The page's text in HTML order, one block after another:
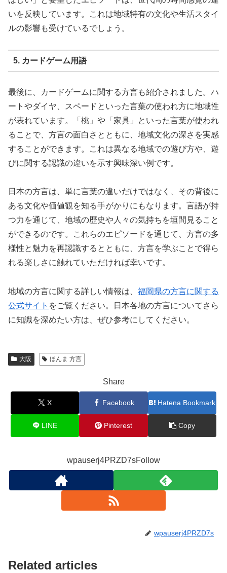
いを反映しています。これは地域特有の文化や生活スタイ
ルの影響も受けているでしょう。
5. カードゲーム用語
最後に、カードゲームに関する方言も紹介されました。ハ
ートやダイヤ、スペードといった言葉の使われ方に地域性
が表れています。「桃」や「家具」といった言葉が使われ
ることで、方言の面白さとともに、地域文化の深さを実感
することができます。これは異なる地域での遊び方や、遊
びに関する認識の違いを示す興味深い例です。
日本の方言は、単に言葉の違いだけではなく、その背後に
ある文化や価値観を知る手がかりにもなります。言語が持
つ力を通じて、地域の歴史や人々の気持ちを垣間見ること
ができるのです。これらのエピソードを通じて、方言の多
様性と魅力を再認識するとともに、方言を学ぶことで得ら
れる楽しさに触れていただければ幸いです。
地域の方言に関する詳しい情報は、 福岡県の方言に関する
公式サイト をご覧ください。日本各地の方言についてさら
に知識を深めたい方は、ぜひ参考にしてください。
大阪 ほんま 方言
Share
X Facebook Hatena Bookmark
LINE Pinterest Copy
wpauserj4PRZD7sFollow
wpauserj4PRZD7s
Related articles